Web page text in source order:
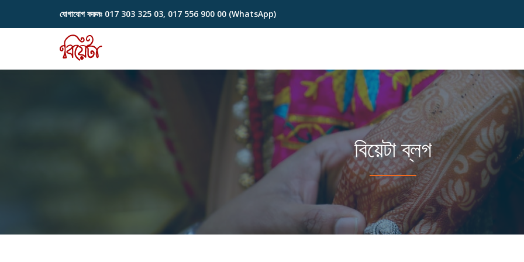
Skip
যোগাযোগ করুনঃ 017 303 325 03, 017 556 900 00 (WhatsApp)
বিয়েটা ব্লগ